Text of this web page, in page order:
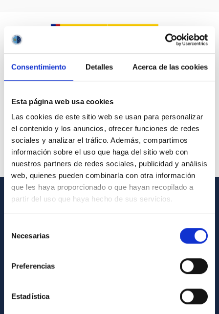
Consentimiento Detalles Acerca de las cookies
Esta página web usa cookies
Las cookies de este sitio web se usan para personalizar
el contenido y los anuncios, ofrecer funciones de redes
sociales y analizar el tráfico. Además, compartimos
información sobre el uso que haga del sitio web con
nuestros partners de redes sociales, publicidad y análisis
web, quienes pueden combinarla con otra información
que les haya proporcionado o que hayan recopilado a
partir del uso que haya hecho de sus servicios.
Necesarias
Preferencias
Estadística
Registro general